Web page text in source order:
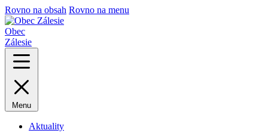
Rovno na obsah Rovno na menu
Obec
Zálesie
Menu
Aktuality